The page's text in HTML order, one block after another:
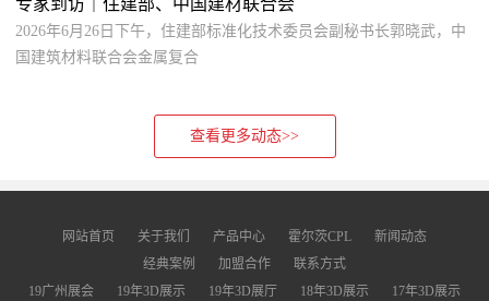
专家到访｜住建部、中国建材联合会
2026年6月26日下午，住建部标准化技术委员会副秘书长郭晓武，中
国建筑材料联合会金属复合
查看更多动态>>
网站首页 关于我们 产品中心 霍尔茨CPL
新闻动态
经典案例
加盟合作
联系方式
19广州展会
19年3D展示 19年3D展厅 18年3D展示 17年3D展示